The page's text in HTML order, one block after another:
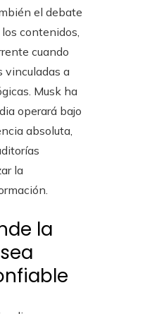
el debate
contenidos,
cuando
vinculadas a
Musk ha
operará bajo
absoluta,
la
la